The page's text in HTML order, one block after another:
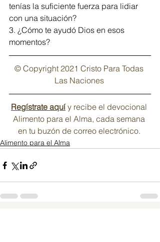
tenías la suficiente fuerza para lidiar
con una situación?
3. ¿Cómo te ayudó Dios en esos
momentos?
© Copyright 2021 Cristo Para Todas
Las Naciones
Regístrate aquí y recibe el devocional
Alimento para el Alma, cada semana
en tu buzón de correo electrónico.
Alimento para el Alma